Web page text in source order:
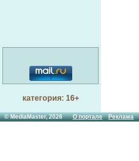
категория: 16+
© MediaMaster, 2026О портале Реклама